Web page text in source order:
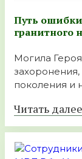
Путь ошибки
гранитного
Могила
поколения и
Читать далее